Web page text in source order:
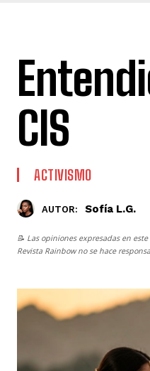
CIS
ACTIVISMO
AUTOR: Sofía L.G.
📝 Las opiniones expresadas en
Revista Rainbowno se hace